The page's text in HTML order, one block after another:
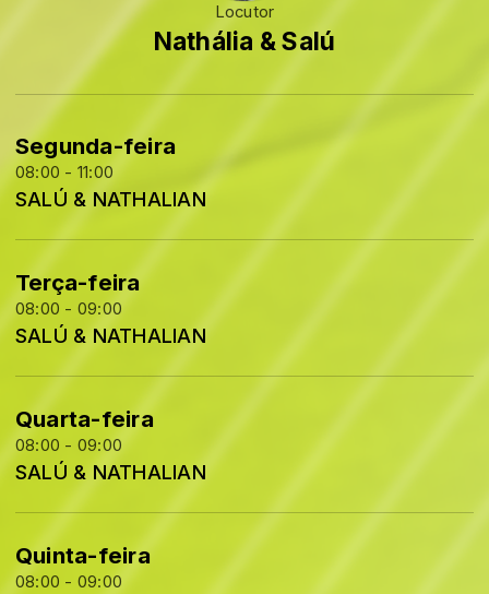
Locutor
Nathália & Salú
Segunda-feira
08:00 - 11:00
SALÚ & NATHALIAN
Terça-feira
08:00 - 09:00
SALÚ & NATHALIAN
Quarta-feira
08:00 - 09:00
SALÚ & NATHALIAN
Quinta-feira
08:00 - 09:00